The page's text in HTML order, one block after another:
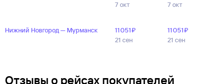
7 окт
7 окт
Нижний Новгород — Мурманск
11 ⁠051 ⁠₽
21 сен
11 ⁠051 ⁠₽
21 сен
Отзывы о рейсах покупателей